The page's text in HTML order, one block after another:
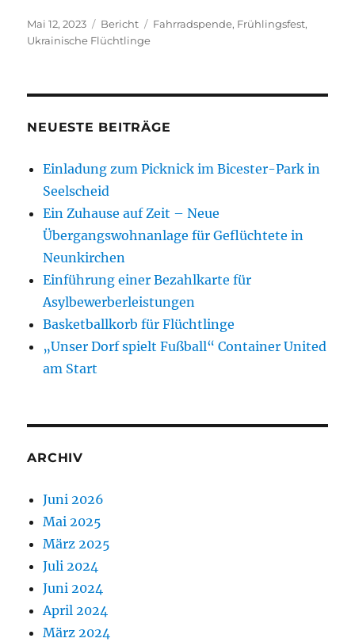
Veröffentlicht
am
Mai 12, 2023 Kategorien
Bericht Schlagwörter
Fahrradspende, Frühlingsfest,
Ukrainische Flüchtlinge
NEUESTE BEITRÄGE
Einladung zum Picknick im Bicester-Park in
Seelscheid
Ein Zuhause auf Zeit – Neue
Übergangswohnanlage für Geflüchtete in
Neunkirchen
Einführung einer Bezahlkarte für
Asylbewerberleistungen
Basketballkorb für Flüchtlinge
„Unser Dorf spielt Fußball“ Container United
am Start
ARCHIV
Juni 2026
Mai 2025
März 2025
Juli 2024
Juni 2024
April 2024
März 2024